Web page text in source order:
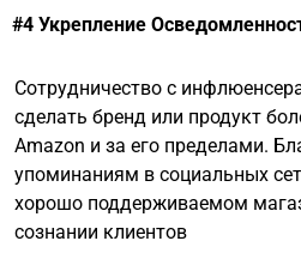
#4 Укрепление
Сотрудничество с
сделать бренд или продукт
Amazon и за его пределами.
упоминаниям в социальных
хорошо поддерживаемом
сознании клиентов